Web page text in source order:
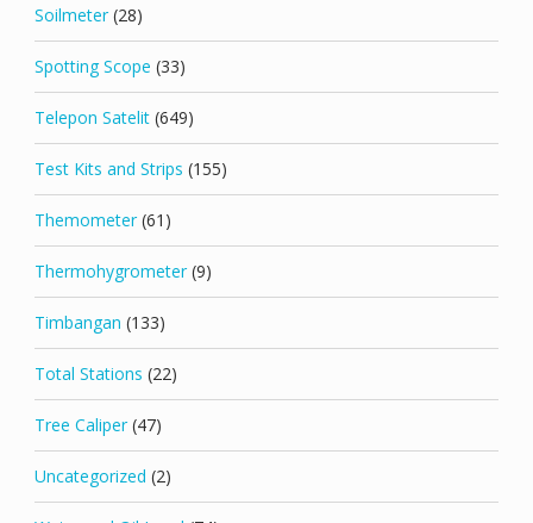
Soilmeter (28)
Spotting Scope (33)
Telepon Satelit (649)
Test Kits and Strips (155)
Themometer (61)
Thermohygrometer (9)
Timbangan (133)
Total Stations (22)
Tree Caliper (47)
Uncategorized (2)